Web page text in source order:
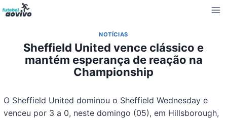
Pular
para
Conteúdo
NOTÍCIAS
Sheffield United vence clássico e
mantém esperança de reação na
Championship
O Sheffield United dominou o Sheffield Wednesday e
venceu por 3 a 0, neste domingo (05), em Hillsborough,